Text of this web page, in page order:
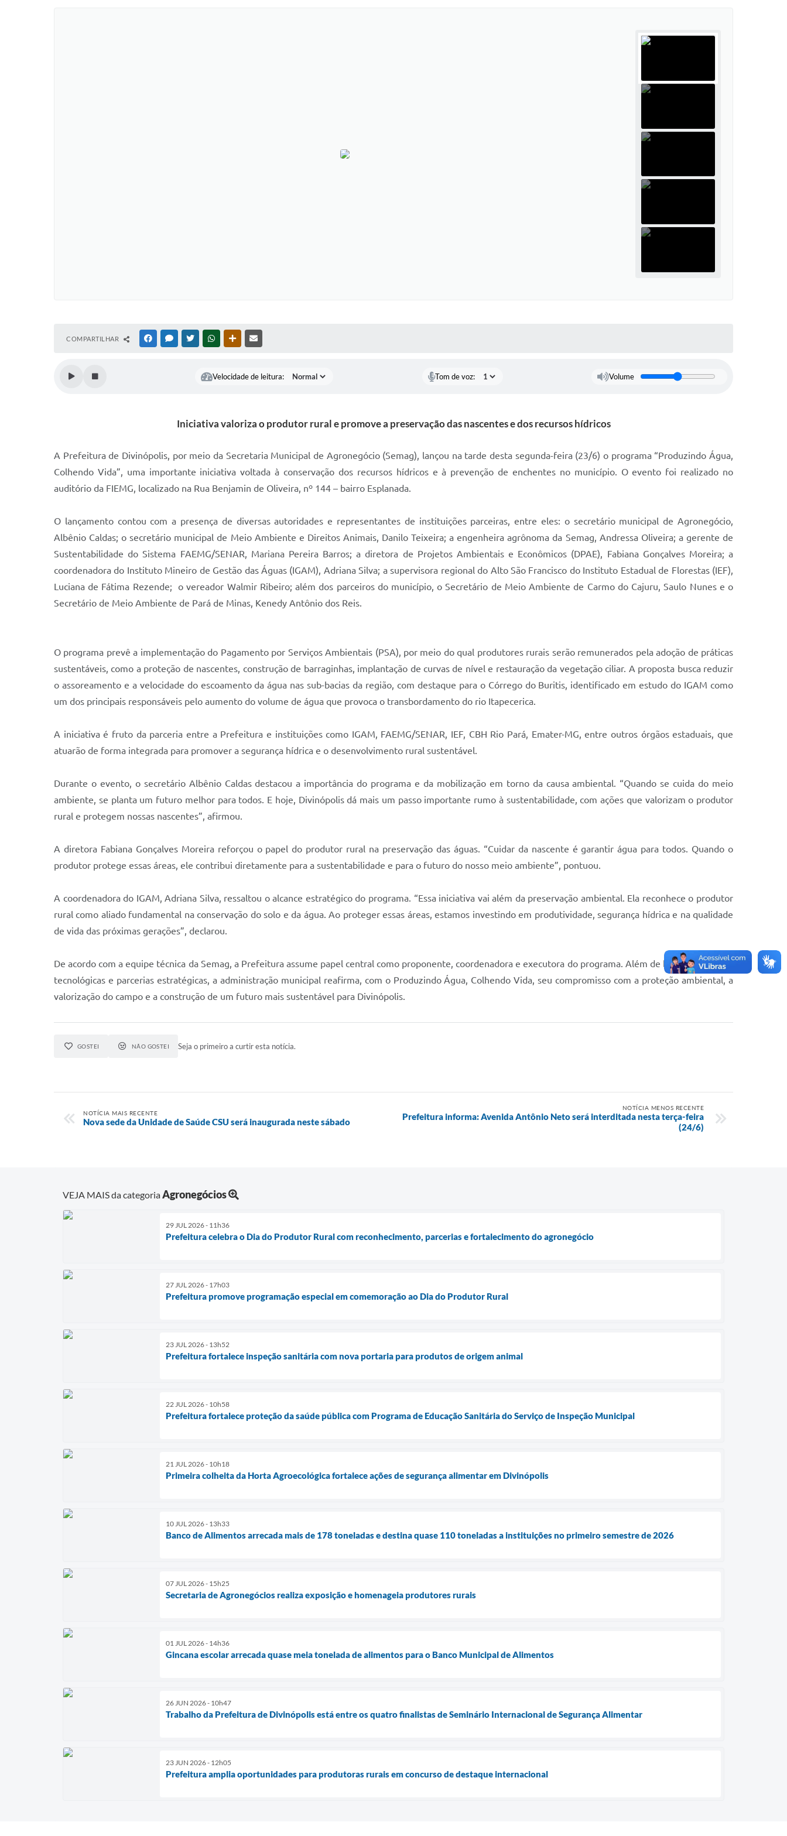
COMPARTILHAR FACEBOOKMESSENGER
TWITTERWHATSAPPOUTRAS MÍDIAS
Velocidade de leitura: Tom de voz: Volume
Iniciativa valoriza o produtor rural e promove a preservação das nascentes e dos recursos hídricos
A Prefeitura de Divinópolis, por meio da Secretaria Municipal de Agronegócio (Semag), lançou na tarde desta segunda-feira (23/6) o programa “Produzindo Água,
Colhendo Vida”, uma importante iniciativa voltada à conservação dos recursos hídricos e à prevenção de enchentes no município. O evento foi realizado no
auditório da FIEMG, localizado na Rua Benjamin de Oliveira, nº 144 – bairro Esplanada.
O lançamento contou com a presença de diversas autoridades e representantes de instituições parceiras, entre eles: o secretário municipal de Agronegócio,
Albênio Caldas; o secretário municipal de Meio Ambiente e Direitos Animais, Danilo Teixeira; a engenheira agrônoma da Semag, Andressa Oliveira; a gerente de
Sustentabilidade do Sistema FAEMG/SENAR, Mariana Pereira Barros; a diretora de Projetos Ambientais e Econômicos (DPAE), Fabiana Gonçalves Moreira; a
coordenadora do Instituto Mineiro de Gestão das Águas (IGAM), Adriana Silva; a supervisora regional do Alto São Francisco do Instituto Estadual de Florestas (IEF),
Luciana de Fátima Rezende; o vereador Walmir Ribeiro; além dos parceiros do município, o Secretário de Meio Ambiente de Carmo do Cajuru, Saulo Nunes e o
Secretário de Meio Ambiente de Pará de Minas, Kenedy Antônio dos Reis.
O programa prevê a implementação do Pagamento por Serviços Ambientais (PSA), por meio do qual produtores rurais serão remunerados pela adoção de práticas
sustentáveis, como a proteção de nascentes, construção de barraginhas, implantação de curvas de nível e restauração da vegetação ciliar. A proposta busca reduzir
o assoreamento e a velocidade do escoamento da água nas sub-bacias da região, com destaque para o Córrego do Buritis, identificado em estudo do IGAM como
um dos principais responsáveis pelo aumento do volume de água que provoca o transbordamento do rio Itapecerica.
A iniciativa é fruto da parceria entre a Prefeitura e instituições como IGAM, FAEMG/SENAR, IEF, CBH Rio Pará, Emater-MG, entre outros órgãos estaduais, que
atuarão de forma integrada para promover a segurança hídrica e o desenvolvimento rural sustentável.
Durante o evento, o secretário Albênio Caldas destacou a importância do programa e da mobilização em torno da causa ambiental. “Quando se cuida do meio
ambiente, se planta um futuro melhor para todos. E hoje, Divinópolis dá mais um passo importante rumo à sustentabilidade, com ações que valorizam o produtor
rural e protegem nossas nascentes”, afirmou.
A diretora Fabiana Gonçalves Moreira reforçou o papel do produtor rural na preservação das águas. “Cuidar da nascente é garantir água para todos. Quando o
produtor protege essas áreas, ele contribui diretamente para a sustentabilidade e para o futuro do nosso meio ambiente”, pontuou.
A coordenadora do IGAM, Adriana Silva, ressaltou o alcance estratégico do programa. “Essa iniciativa vai além da preservação ambiental. Ela reconhece o produtor
rural como aliado fundamental na conservação do solo e da água. Ao proteger essas áreas, estamos investindo em produtividade, segurança hídrica e na qualidade
de vida das próximas gerações”, declarou.
De acordo com a equipe técnica da Semag, a Prefeitura assume papel central como proponente, coordenadora e executora do programa. Além de buscar inovações
tecnológicas e parcerias estratégicas, a administração municipal reafirma, com o Produzindo Água, Colhendo Vida, seu compromisso com a proteção ambiental, a
valorização do campo e a construção de um futuro mais sustentável para Divinópolis.
GOSTEI NÃO GOSTEI Seja o primeiro a curtir esta notícia.
NOTÍCIA MAIS RECENTE
Nova sede da Unidade de Saúde CSU será inaugurada neste sábado
NOTÍCIA MENOS RECENTE
Prefeitura informa: Avenida Antônio Neto será interditada nesta terça-feira
(24/6)
VEJA MAIS da categoriaAgronegócios
29 JUL 2026 - 11h36
Prefeitura celebra o Dia do Produtor Rural com reconhecimento, parcerias e fortalecimento do agronegócio
27 JUL 2026 - 17h03
Prefeitura promove programação especial em comemoração ao Dia do Produtor Rural
23 JUL 2026 - 13h52
Prefeitura fortalece inspeção sanitária com nova portaria para produtos de origem animal
22 JUL 2026 - 10h58
Prefeitura fortalece proteção da saúde pública com Programa de Educação Sanitária do Serviço de Inspeção Municipal
21 JUL 2026 - 10h18
Primeira colheita da Horta Agroecológica fortalece ações de segurança alimentar em Divinópolis
10 JUL 2026 - 13h33
Banco de Alimentos arrecada mais de 178 toneladas e destina quase 110 toneladas a instituições no primeiro semestre de 2026
07 JUL 2026 - 15h25
Secretaria de Agronegócios realiza exposição e homenageia produtores rurais
01 JUL 2026 - 14h36
Gincana escolar arrecada quase meia tonelada de alimentos para o Banco Municipal de Alimentos
26 JUN 2026 - 10h47
Trabalho da Prefeitura de Divinópolis está entre os quatro finalistas de Seminário Internacional de Segurança Alimentar
23 JUN 2026 - 12h05
Prefeitura amplia oportunidades para produtoras rurais em concurso de destaque internacional